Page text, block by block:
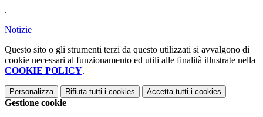
.
Notizie
Questo sito o gli strumenti terzi da questo utilizzati si avvalgono di
cookie necessari al funzionamento ed utili alle finalità illustrate nella
COOKIE POLICY.
Personalizza Rifiuta tutti i cookies Accetta tutti i cookies
Gestione cookie